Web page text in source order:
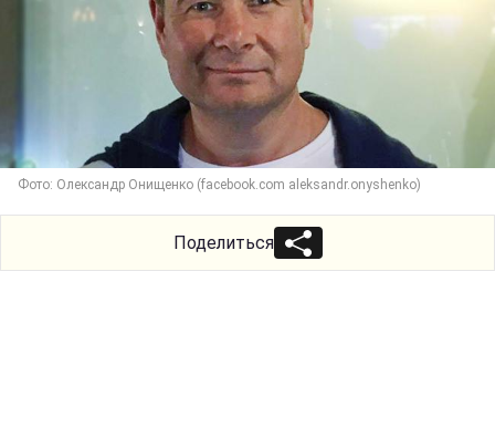
Фото: Олександр Онищенко (facebook.com aleksandr.onyshenko)
Поделиться